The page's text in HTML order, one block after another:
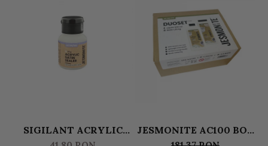
SIGILANT ACRYLIC
SEALER SATIN (FINISAJ
JESMONITE AC100 BOX
DUOSET 0,500 L LICHID